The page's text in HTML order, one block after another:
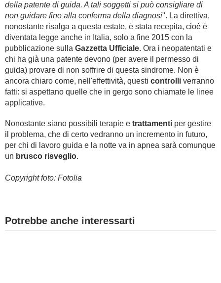
della patente di guida. A tali soggetti si può consigliare di
non guidare fino alla conferma della diagnosi". La direttiva,
nonostante risalga a questa estate, è stata recepita, cioè è
diventata legge anche in Italia, solo a fine 2015 con la
pubblicazione sulla Gazzetta Ufficiale. Ora i neopatentati e
chi ha già una patente devono (per avere il permesso di
guida) provare di non soffrire di questa sindrome. Non è
ancora chiaro come, nell'effettività, questi controlli verranno
fatti: si aspettano quelle che in gergo sono chiamate le linee
applicative.
Nonostante siano possibili terapie e trattamenti per gestire
il problema, che di certo vedranno un incremento in futuro,
per chi di lavoro guida e la notte va in apnea sarà comunque
un brusco risveglio.
Copyright foto: Fotolia
Potrebbe anche interessarti